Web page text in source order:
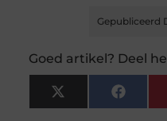
Gepubliceerd
Goed artikel? Deel
X
(Twitter)